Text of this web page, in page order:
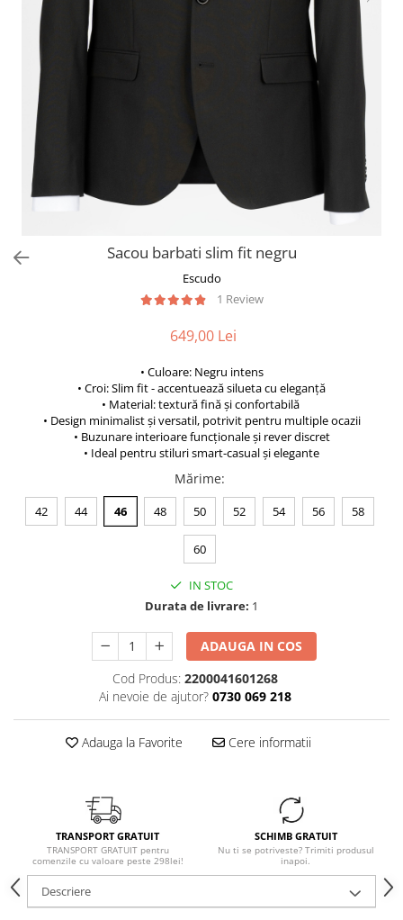
Sacou barbati slim fit negru
Escudo
1 Review
649,00 Lei
• Culoare: Negru intens
• Croi: Slim fit - accentuează silueta cu eleganță
• Material: textură fină și confortabilă
• Design minimalist și versatil, potrivit pentru multiple ocazii
• Buzunare interioare funcționale și rever discret
• Ideal pentru stiluri smart-casual și elegante
Mărime:
42 44 46 48 50 52 54 56 58
60
IN STOC
Durata de livrare: 1
ADAUGA IN COS
Cod Produs: 2200041601268
Ai nevoie de ajutor? 0730 069 218
Adauga la Favorite Cere informatii
TRANSPORT GRATUIT
TRANSPORT GRATUIT pentru
comenzile cu valoare peste 298lei!
SCHIMB GRATUIT
Nu ti se potriveste? Trimiti produsul
inapoi.
Descriere